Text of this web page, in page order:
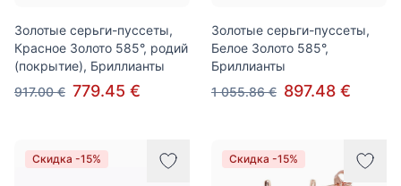
Золотые серьги-пуссеты,
Красное Золото 585°, родий
(покрытие), Бриллианты
917.00 € 779.45 €
Золотые серьги-пуссеты,
Белое Золото 585°,
Бриллианты
1 055.86 € 897.48 €
Скидка -15% Скидка -15%